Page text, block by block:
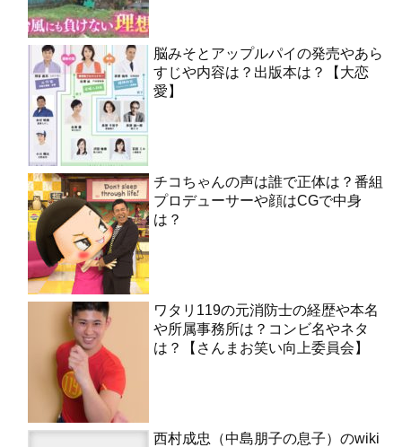
脳みそとアップルパイの発売やあら
すじや内容は？出版本は？【大恋
愛】
チコちゃんの声は誰で正体は？番組
プロデューサーや顔はCGで中身
は？
ワタリ119の元消防士の経歴や本名
や所属事務所は？コンビ名やネタ
は？【さんまお笑い向上委員会】
西村成忠（中島朋子の息子）のwiki